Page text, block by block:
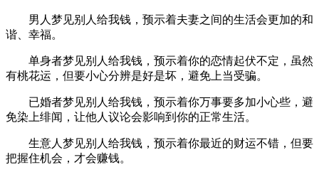
男人梦见别人给我钱，预示着夫妻之间的生活会更加的和
谐、幸福。
单身者梦见别人给我钱，预示着你的恋情起伏不定，虽然
有桃花运，但要小心分辨是好是坏，避免上当受骗。
已婚者梦见别人给我钱，预示着你万事要多加小心些，避
免染上绯闻，让他人议论会影响到你的正常生活。
生意人梦见别人给我钱，预示着你最近的财运不错，但要
把握住机会，才会赚钱。